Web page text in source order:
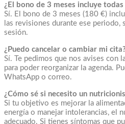
¿El bono de 3 meses incluye
Sí. El bono de 3 meses (180 €)
las revisiones durante ese periodo,
sesión.
¿Puedo cancelar o cambiar mi
Sí. Te pedimos que nos avises con
para poder reorganizar la agenda.
WhatsApp o correo.
¿Cómo sé si necesito un
Si tu objetivo es mejorar la
energía o manejar intolerancias, el
adecuado. Si tienes síntomas que